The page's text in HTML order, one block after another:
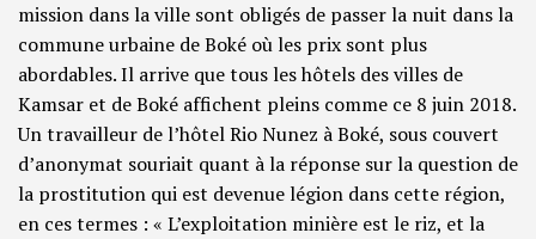
mission dans la ville sont obligés de passer la nuit dans la
commune urbaine de Boké où les prix sont plus
abordables. Il arrive que tous les hôtels des villes de
Kamsar et de Boké affichent pleins comme ce 8 juin 2018.
Un travailleur de l’hôtel Rio Nunez à Boké, sous couvert
d’anonymat souriait quant à la réponse sur la question de
la prostitution qui est devenue légion dans cette région,
en ces termes : « L’exploitation minière est le riz, et la